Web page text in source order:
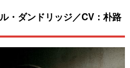
・ダンドリッジ／CV：朴路